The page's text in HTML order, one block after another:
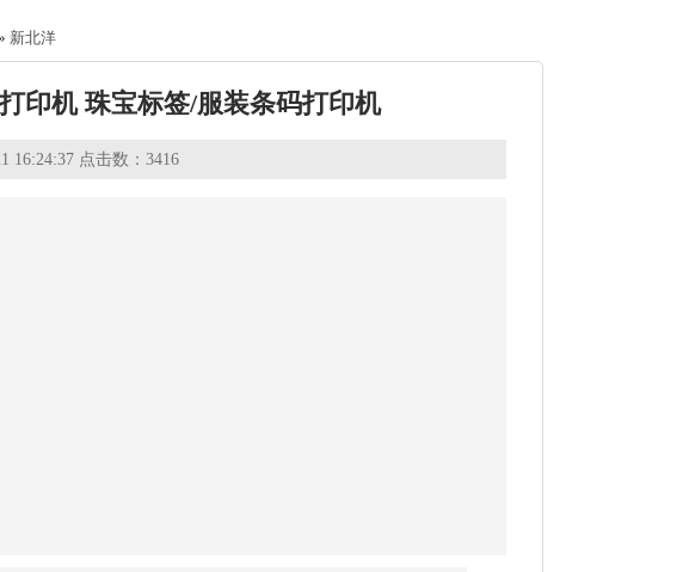
新北洋
印机 珠宝标签/服装条码打印机
16:24:37 点击数： 3416